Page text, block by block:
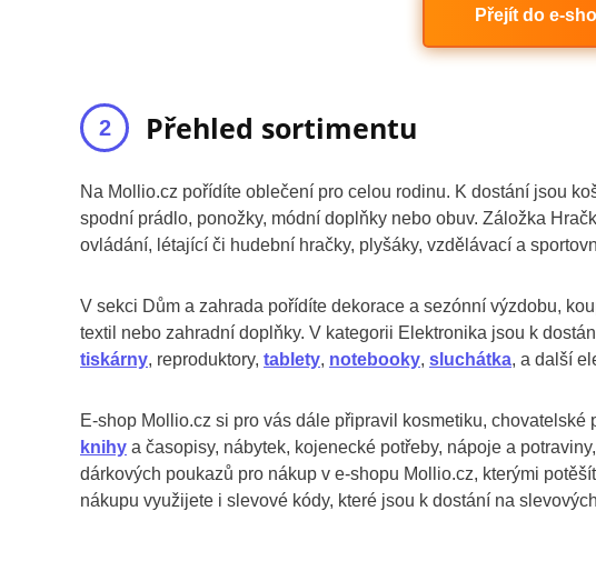
Přejít do e-
Přehled sortimentu
Na Mollio.cz pořídíte oblečení pro celou rodinu. K dostání jsou
spodní prádlo, ponožky, módní doplňky nebo obuv. Záložka
ovládání, létající či hudební hračky, plyšáky, vzdělávací a
V sekci Dům a zahrada pořídíte dekorace a sezónní výzdobu,
textil nebo zahradní doplňky. V kategorii Elektronika jsou k
tiskárny, reproduktory, tablety, notebooky, sluchátka, a další
E-shop Mollio.cz si pro vás dále připravil kosmetiku,
knihy a časopisy, nábytek, kojenecké potřeby, nápoje a potraviny,
dárkových poukazů pro nákup v e-shopu Mollio.cz, kterými
nákupu využijete i slevové kódy, které jsou k dostání na